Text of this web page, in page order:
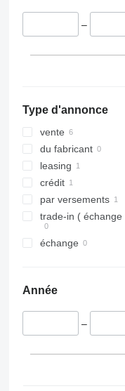
TLD
Rubin
Smaragd
VarioPack
Zirkon
W-series
Supertaube
–
Type d'annonce
vente
du fabricant
leasing
crédit
par versements
trade-in (
échange
Année
–